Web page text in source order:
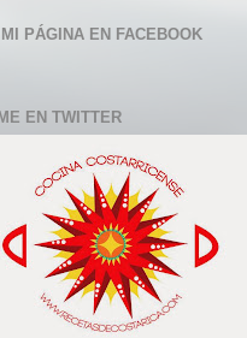
PÁGINA EN FACEBOOK
EN TWITTER